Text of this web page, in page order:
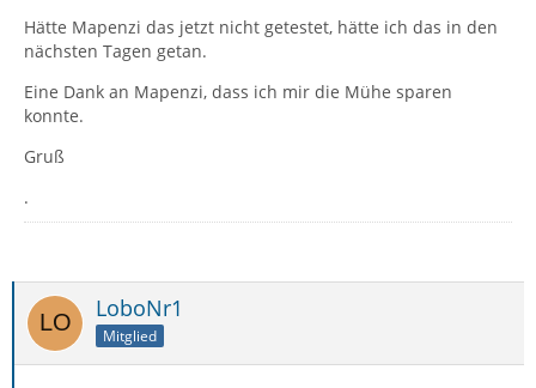
Hätte Mapenzi das jetzt nicht getestet, hätte ich das in den
nächsten Tagen getan.
Eine Dank an Mapenzi, dass ich mir die Mühe sparen
konnte.
Gruß
.
LoboNr1
Mitglied